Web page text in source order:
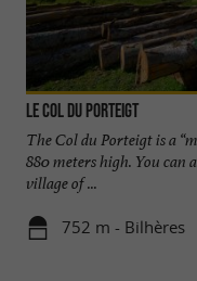
Le Col du Porteigt
The Col du Porteigt is a
880 meters high. You can
village of ...
752 m - Bilhères